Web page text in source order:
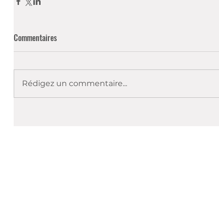
Commentaires
Rédigez un commentaire...